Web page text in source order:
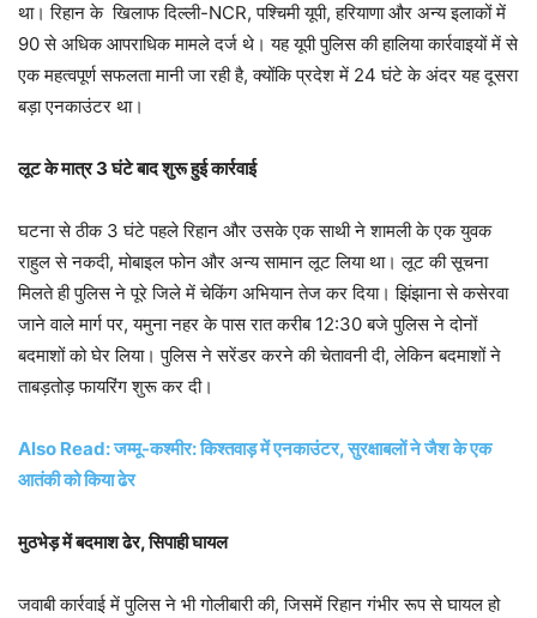
था। रिहान के खिलाफ दिल्ली-NCR, पश्चिमी यूपी, हरियाणा और अन्य इलाकों में
90 से अधिक आपराधिक मामले दर्ज थे। यह यूपी पुलिस की हालिया कार्रवाइयों में से
एक महत्वपूर्ण सफलता मानी जा रही है, क्योंकि प्रदेश में 24 घंटे के अंदर यह दूसरा
बड़ा एनकाउंटर था।
लूट के मात्र 3 घंटे बाद शुरू हुई कार्रवाई
घटना से ठीक 3 घंटे पहले रिहान और उसके एक साथी ने शामली के एक युवक
राहुल से नकदी, मोबाइल फोन और अन्य सामान लूट लिया था। लूट की सूचना
मिलते ही पुलिस ने पूरे जिले में चेकिंग अभियान तेज कर दिया। झिंझाना से कसेरवा
जाने वाले मार्ग पर, यमुना नहर के पास रात करीब 12:30 बजे पुलिस ने दोनों
बदमाशों को घेर लिया। पुलिस ने सरेंडर करने की चेतावनी दी, लेकिन बदमाशों ने
ताबड़तोड़ फायरिंग शुरू कर दी।
Also Read: जम्मू-कश्मीर: किश्तवाड़ में एनकाउंटर, सुरक्षाबलों ने जैश के एक
आतंकी को किया ढेर
मुठभेड़ में बदमाश ढेर, सिपाही घायल
जवाबी कार्रवाई में पुलिस ने भी गोलीबारी की, जिसमें रिहान गंभीर रूप से घायल हो